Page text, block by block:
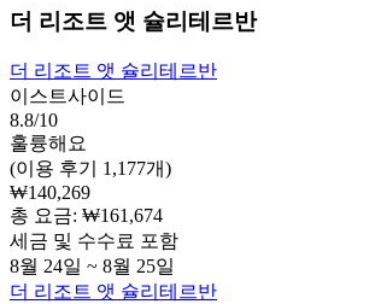
더 리조트 앳 슐리테르반
더 리조트 앳 슐리테르반
이스트사이드
8.8/10
훌륭해요
(이용 후기 1,177개)
₩140,269
총 요금: ₩161,674
세금 및 수수료 포함
8월 24일 ~ 8월 25일
더 리조트 앳 슐리테르반